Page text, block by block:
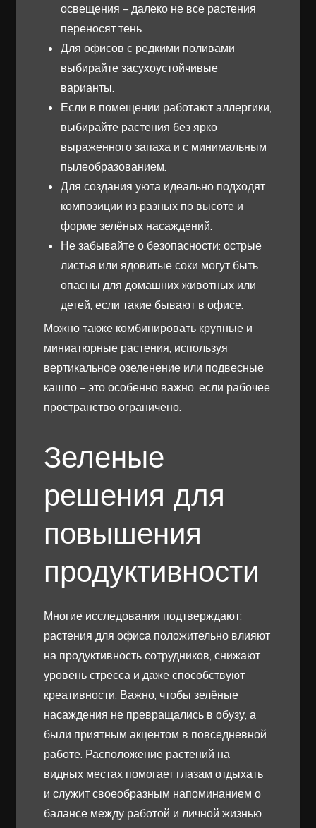
освещения – далеко не все растения
переносят тень.
Для офисов с редкими поливами
выбирайте засухоустойчивые
варианты.
Если в помещении работают аллергики,
выбирайте растения без ярко
выраженного запаха и с минимальным
пылеобразованием.
Для создания уюта идеально подходят
композиции из разных по высоте и
форме зелёных насаждений.
Не забывайте о безопасности: острые
листья или ядовитые соки могут быть
опасны для домашних животных или
детей, если такие бывают в офисе.
Можно также комбинировать крупные и
миниатюрные растения, используя
вертикальное озеленение или подвесные
кашпо – это особенно важно, если рабочее
пространство ограничено.
Зеленые
решения для
повышения
продуктивности
Многие исследования подтверждают:
растения для офиса положительно влияют
на продуктивность сотрудников, снижают
уровень стресса и даже способствуют
креативности. Важно, чтобы зелёные
насаждения не превращались в обузу, а
были приятным акцентом в повседневной
работе. Расположение растений на
видных местах помогает глазам отдыхать
и служит своеобразным напоминанием о
балансе между работой и личной жизнью.